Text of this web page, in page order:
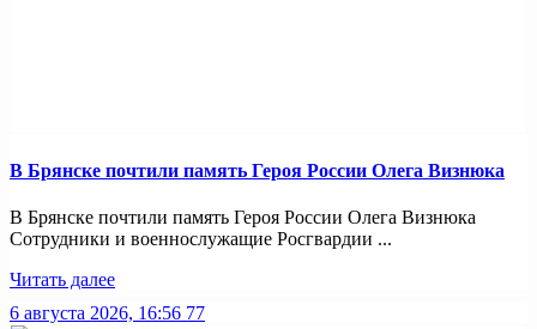
В Брянске почтили память Героя России Олега Визнюка
В Брянске почтили память Героя России Олега Визнюка
Сотрудники и военнослужащие Росгвардии ...
Читать далее
6 августа 2026, 16:56 77